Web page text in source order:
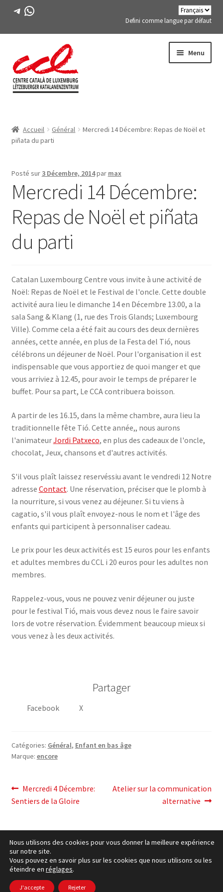
Télégramme
WhatsApp
Defini comme langue par défaut
la
navigation
au
contenu
Menu
menu
ACTIVITÉS
Expand
MEMBRES DE FES-TE
LIVRE
SE CONNECTER
Accueil Général
Mercredi 14 Décembre: Repas de Noël et
piñata du parti
Posté sur 3 Décembre, 2014par max
Mercredi 14 Décembre:
Repas de Noël et piñata
du parti
Catalan Luxembourg Centre vous invite à une activité de
Noël: Repas de Noël et le Festival de l'oncle. Cette double
activité aura lieu le dimanche 14 en Décembre 13.00, a la
sala Sang & Klang (1, rue des Trois Glands; Luxembourg
Ville). Comme cela a été fait au cours des deux dernières
années, cette année, en plus de la Festa del Tió, nous
célébrons un déjeuner de Noël. Pour l'organisation il est
indispensable que vous apportiez de quoi manger et que
vous arriviez à 12.45, pour avoir le temps de préparer le
buffet. Pour sa part, Le CCA contribuera boisson.
A partir de les 16.15, dans la même chambre, aura lieu la
traditionnelle fête Tió. Cette année,, nous aurons
l'animateurJordi Patxeco, en plus des cadeaux de l'oncle,
chocolat, Jeux, chansons et d'autres activités.
S'il vous plaît laissez reservéssiu avant le vendredi 12 Notre
adresse Contact. Une réservation, préciser que le plomb à
la nourriture, si vous venez au déjeuner. Si tu viens à
cagatio, s'il vous plaît envoyez-nous le nom et l'âge des
enfants qui participent à personnaliser cadeau.
Le prix pour les deux activités est 15 euros pour les enfants
et adultes membres du CCL i 20 euros pour les adultes non
membres.
Rappelez-vous, vous ne pouvez venir déjeuner ou juste
pour le festival Tió, mais vous devez nous le faire savoir
lors de votre réservation. Évidemment beaucoup mieux si
vous venez à les deux activités.
Partager
Facebook X
Catégories: Général, Enfant en bas âge
Marque: encore
post
navigation
Post
précédent:
Mercredi 4 Décembre:
Sentiers de la Gloire
Article
Atelier sur la communication
alternative
cookies Politique– © Ccluxemburg 2006 - 2026 –
de confidentialité
Nous utilisons des cookies pour vous donner la meilleure expérience
sur notre site.
Vous pouvez en savoir plus sur les cookies que nous utilisons ou les
éteindre en réglages.
J'accepte Rejeter